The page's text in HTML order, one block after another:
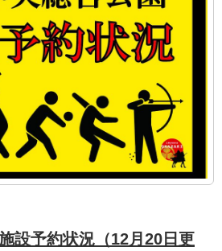
設予約状況（12月20日更